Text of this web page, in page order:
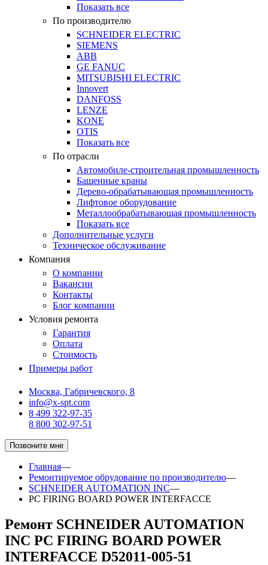
Показать все
По производителю
SCHNEIDER ELECTRIC
SIEMENS
ABB
GE FANUC
MITSUBISHI ELECTRIC
Innovert
DANFOSS
LENZE
KONE
OTIS
Показать все
По отрасли
Автомобиле-строительная промышленность
Башенные краны
Дерево-обрабатывающая промышленность
Лифтовое оборудование
Металлообрабатывающая промышленность
Показать все
Дополнительные услуги
Техническое обслуживание
Компания
О компании
Вакансии
Контакты
Блог компании
Условия ремонта
Гарантия
Оплата
Стоимость
Примеры работ
Москва, Габричевского, 8
info@x-spt.com
8 499 322-97-35
8 800 302-97-51
Позвоните мне
Главная—
Ремонтируемое обрудование по производителю—
SCHNEIDER AUTOMATION INC—
PC FIRING BOARD POWER INTERFACCE
Ремонт SCHNEIDER AUTOMATION
INC PC FIRING BOARD POWER
INTERFACCE D52011-005-51